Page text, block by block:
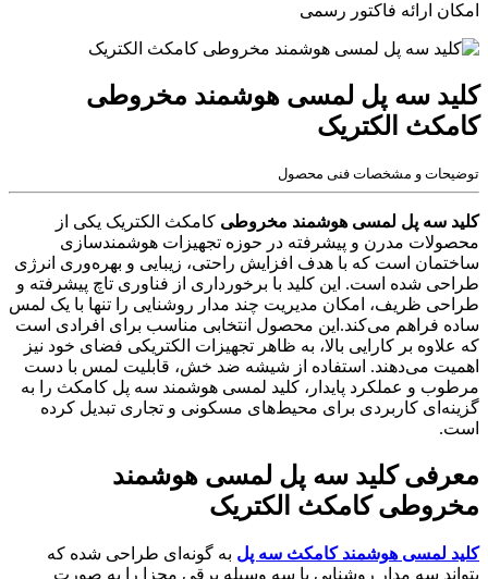
امکان ارائه فاکتور رسمی
کلید سه پل لمسی هوشمند مخروطی
کامکث الکتریک
توضیحات و مشخصات فنی محصول
کلید سه پل لمسی هوشمند مخروطی کامکث الکتریک یکی از
محصولات مدرن و پیشرفته در حوزه تجهیزات هوشمندسازی
ساختمان است که با هدف افزایش راحتی، زیبایی و بهره‌وری انرژی
طراحی شده است. این کلید با برخورداری از فناوری تاچ پیشرفته و
طراحی ظریف، امکان مدیریت چند مدار روشنایی را تنها با یک لمس
ساده فراهم می‌کند.این محصول انتخابی مناسب برای افرادی است
که علاوه بر کارایی بالا، به ظاهر تجهیزات الکتریکی فضای خود نیز
اهمیت می‌دهند. استفاده از شیشه ضد خش، قابلیت لمس با دست
مرطوب و عملکرد پایدار، کلید لمسی هوشمند سه پل کامکث را به
گزینه‌ای کاربردی برای محیط‌های مسکونی و تجاری تبدیل کرده
است.
معرفی کلید سه پل لمسی هوشمند
مخروطی کامکث الکتریک
کلید لمسی هوشمند کامکث سه پل به گونه‌ای طراحی شده که
بتواند سه مدار روشنایی یا سه وسیله برقی مجزا را به صورت